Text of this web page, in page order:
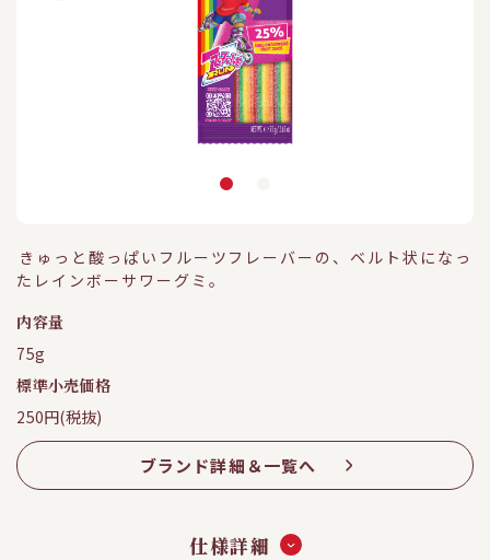
きゅっと酸っぱいフルーツフレーバーの、ベルト状になっ
たレインボーサワーグミ。
内容量
75g
標準小売価格
250円(税抜)
ブランド詳細＆一覧へ
仕様詳細